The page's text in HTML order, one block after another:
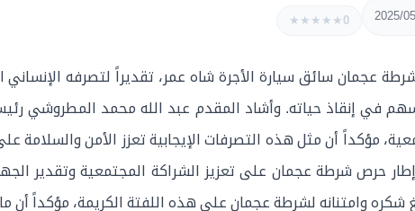
2025/
★ ★ ★ ★ ★ 0
عجمان سائق سيارة الأجرة شاه عمر، تقديراً لتصرفه
في إنقاذ حياته. وأشاد المقدم عبد الله محمد المطروشي
مؤكداً أن مثل هذه التصرفات الإيجابية تعزز الأمن
حرص شرطة عجمان على تعزيز الشراكة المجتمعية وتقدير
شكره وامتنانه لشرطة عجمان على هذه اللفتة الكريمة، مؤكداً أن